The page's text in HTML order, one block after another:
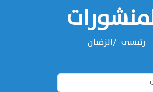
رئيسي ‌‌الزفيان